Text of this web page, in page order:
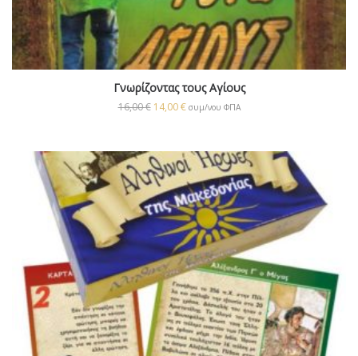
Γνωρίζοντας τους Αγίους
16,00€ 14,00€ συμ/νου ΦΠΑ